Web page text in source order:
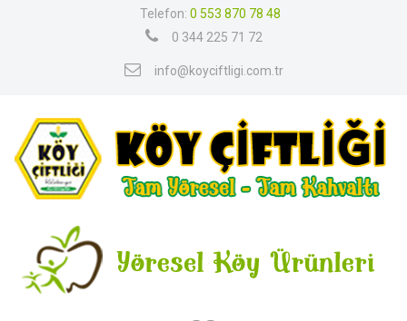
Telefon: 0 553 870 78 48
0 344 225 71 72
info@koyciftligi.com.tr